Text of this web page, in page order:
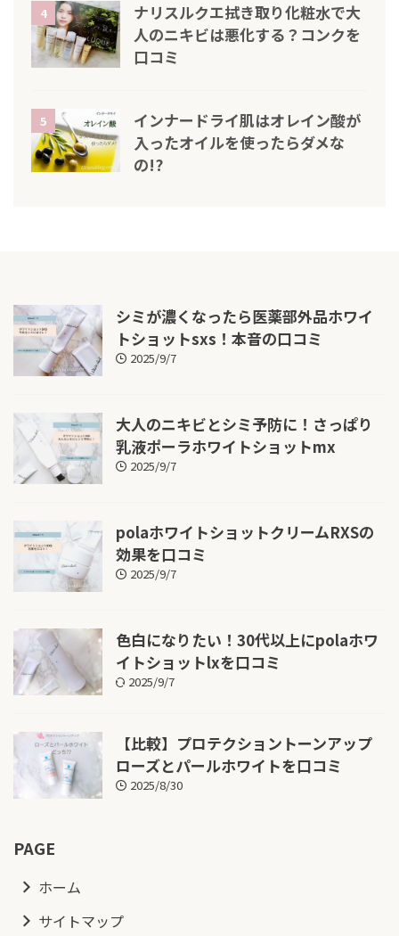
4
ナリスルクエ拭き取り化粧水で大
人のニキビは悪化する？コンクを
口コミ
5
インナードライ肌はオレイン酸が
入ったオイルを使ったらダメな
の!?
シミが濃くなったら医薬部外品ホワイ
トショットsxs！本音の口コミ
2025/9/7
大人のニキビとシミ予防に！さっぱり
乳液ポーラホワイトショットmx
2025/9/7
polaホワイトショットクリームRXSの
効果を口コミ
2025/9/7
色白になりたい！30代以上にpolaホワ
イトショットlxを口コミ
2025/9/7
【比較】プロテクショントーンアップ
ローズとパールホワイトを口コミ
2025/8/30
PAGE
ホーム
サイトマップ